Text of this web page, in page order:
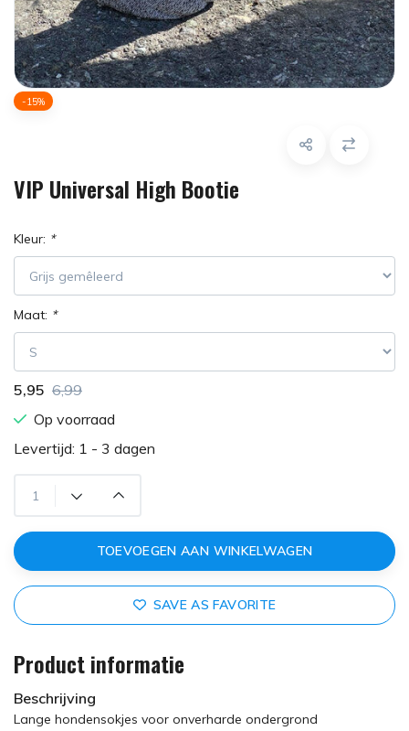
-15%
VIP Universal High Bootie
Kleur: *
Maat: *
5,95 6,99
Op voorraad
Levertijd: 1 - 3 dagen
TOEVOEGEN AAN WINKELWAGEN
SAVE AS FAVORITE
Product informatie
Beschrijving
Lange hondensokjes voor onverharde ondergrond